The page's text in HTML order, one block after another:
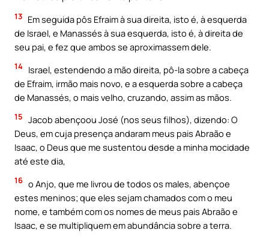
13 Em seguida pôs Efraim à sua direita, isto é, à esquerda
de Israel, e Manassés à sua esquerda, isto é, à direita de
seu pai, e fez que ambos se aproximassem dele.
14 Israel, estendendo a mão direita, pô-la sobre a cabeça
de Efraim, irmão mais novo, e a esquerda sobre a cabeça
de Manassés, o mais velho, cruzando, assim as mãos.
15 Jacob abençoou José (nos seus filhos), dizendo: O
Deus, em cuja presença andaram meus pais Abraão e
Isaac, o Deus que me sustentou desde a minha mocidade
até este dia,
16 o Anjo, que me livrou de todos os males, abençoe
estes meninos; que eles sejam chamados com o meu
nome, e também com os nomes de meus pais Abraão e
Isaac, e se multipliquem em abundância sobre a terra.